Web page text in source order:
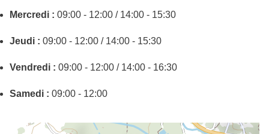
Mercredi : 09:00 - 12:00 / 14:00 - 15:30
Jeudi : 09:00 - 12:00 / 14:00 - 15:30
Vendredi : 09:00 - 12:00 / 14:00 - 16:30
Samedi : 09:00 - 12:00